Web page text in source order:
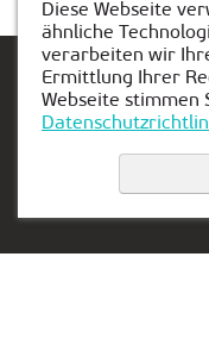
Diese Webseite
ähnliche
verarbeiten wir
Ermittlung Ihrer
Webseite stimmen